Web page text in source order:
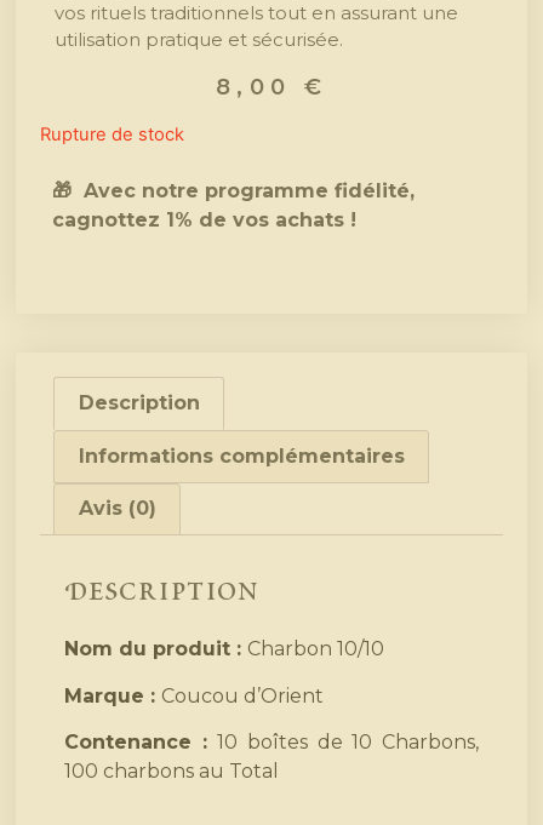
vos rituels traditionnels tout en assurant une
utilisation pratique et sécurisée.
8,00 €
Rupture de stock
🎁 Avec notre programme fidélité,
cagnottez 1% de vos achats !
Description
Informations complémentaires
Avis (0)
Description
Nom du produit : Charbon 10/10
Marque : Coucou d’Orient
Contenance :10 boîtes de 10 Charbons,
100 charbons au Total